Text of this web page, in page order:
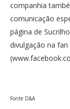
companhia
comunicação
página de
divulgação na
Fonte D&A